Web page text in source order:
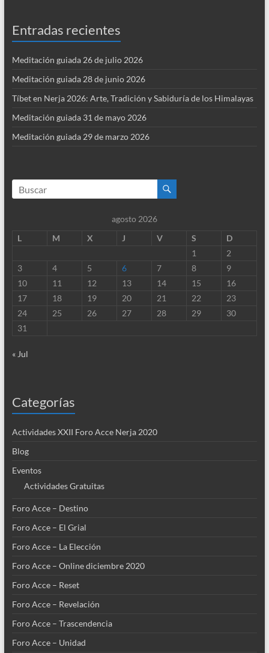
Entradas recientes
Meditación guiada 26 de julio 2026
Meditación guiada 28 de junio 2026
Tíbet en Nerja 2026: Arte, Tradición y Sabiduría de los Himalayas
Meditación guiada 31 de mayo 2026
Meditación guiada 29 de marzo 2026
agosto 2026
L
M X J V S
D
1
2
3
4 5 6 7 8
9
10
11 12 13 14 15
16
17
18 19 20 21 22
23
24
25 26 27 28 29
30
31
« Jul
Categorías
Actividades XXII Foro Acce Nerja 2020
Blog
Eventos
Actividades Gratuitas
Foro Acce – Destino
Foro Acce – El Grial
Foro Acce – La Elección
Foro Acce – Online diciembre 2020
Foro Acce – Reset
Foro Acce – Revelación
Foro Acce – Trascendencia
Foro Acce – Unidad